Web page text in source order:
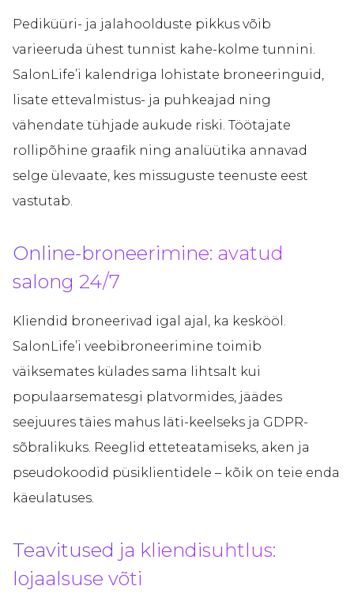
Pediküüri- ja jalahoolduste pikkus võib
varieeruda ühest tunnist kahe-kolme tunnini.
SalonLife’i kalendriga lohistate broneeringuid,
lisate ettevalmistus- ja puhkeajad ning
vähendate tühjade aukude riski. Töötajate
rollipõhine graafik ning analüütika annavad
selge ülevaate, kes missuguste teenuste eest
vastutab.
Online-broneerimine: avatud
salong 24/7
Kliendid broneerivad igal ajal, ka keskööl.
SalonLife’i veebibroneerimine toimib
väiksemates külades sama lihtsalt kui
populaarsematesgi platvormides, jäädes
seejuures täies mahus läti-keelseks ja GDPR-
sõbralikuks. Reeglid etteteatamiseks, aken ja
pseudokoodid püsiklientidele – kõik on teie enda
käeulatuses.
Teavitused ja kliendisuhtlus:
lojaalsuse võti